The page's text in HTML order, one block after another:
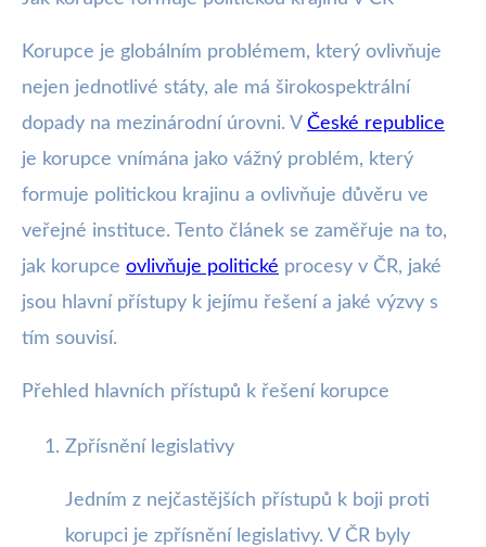
Vliv korupce na politiku v ČR:
Řešení a výzvy
4. 9. 2025 · 4 min čtení · Autor: Marek Zelený
Korupce je globálním problémem, který ovlivňuje
nejen jednotlivé státy, ale má širokospektrální
dopady na mezinárodní úrovni. V České republice
je korupce vnímána jako vážný problém, který
formuje politickou krajinu a ovlivňuje důvěru ve
veřejné instituce. Tento článek se zaměřuje na to,
jak korupce ovlivňuje politické procesy v ČR, jaké
jsou hlavní přístupy k jejímu řešení a jaké výzvy s
tím souvisí.
Přehled hlavních přístupů k řešení korupce
Zpřísnění legislativy
Jedním z nejčastějších přístupů k boji proti
korupci je zpřísnění legislativy. V ČR byly